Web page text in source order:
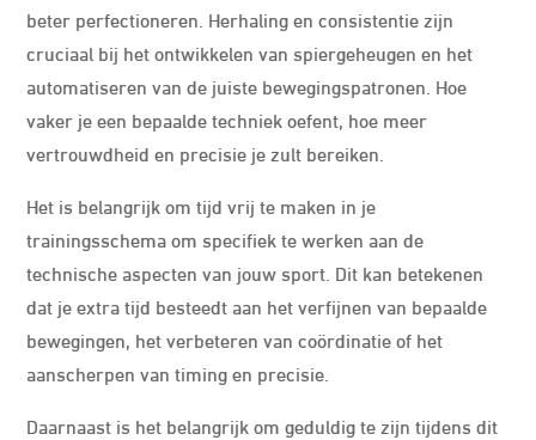
beter perfectioneren. Herhaling en consistentie zijn
cruciaal bij het ontwikkelen van spiergeheugen en het
automatiseren van de juiste bewegingspatronen. Hoe
vaker je een bepaalde techniek oefent, hoe meer
vertrouwdheid en precisie je zult bereiken.
Het is belangrijk om tijd vrij te maken in je
trainingsschema om specifiek te werken aan de
technische aspecten van jouw sport. Dit kan betekenen
dat je extra tijd besteedt aan het verfijnen van bepaalde
bewegingen, het verbeteren van coördinatie of het
aanscherpen van timing en precisie.
Daarnaast is het belangrijk om geduldig te zijn tijdens dit